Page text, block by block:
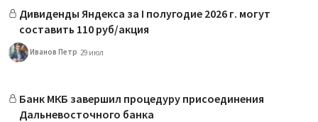
Дивиденды Яндекса за I полугодие 2026 г. могут
составить 110 руб/акция
Иванов Петр 29 июл
Банк МКБ завершил процедуру присоединения
Дальневосточного банка